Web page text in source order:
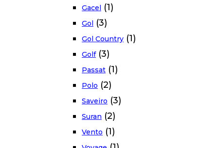
Gacel (1)
Gol (3)
Gol Country (1)
Golf (3)
Passat (1)
Polo (2)
Saveiro (3)
Suran (2)
Vento (1)